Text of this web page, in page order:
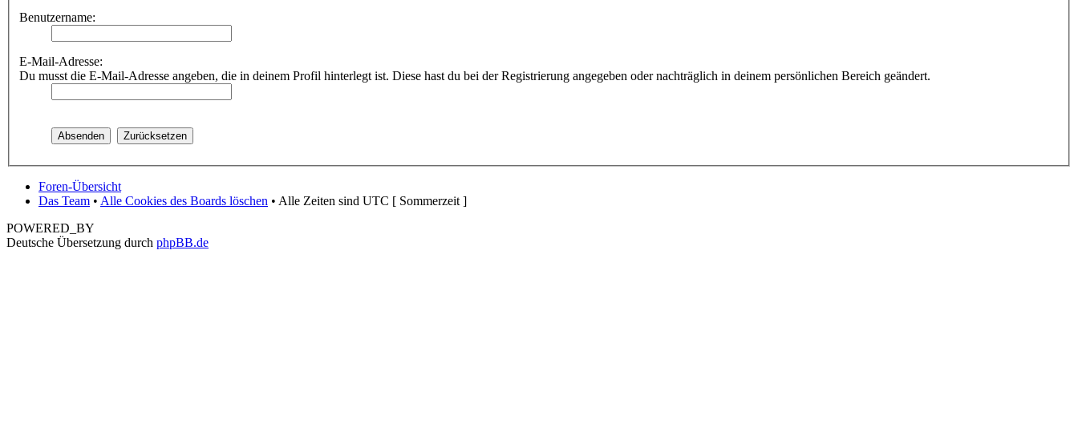
Benutzername:
E-Mail-Adresse:
Du musst die E-Mail-Adresse angeben, die in deinem Profil hinterlegt ist. Diese hast du bei der Registrierung angegeben oder nachträglich in deinem persönlichen Bereich geändert.
Foren-Übersicht
Das Team • Alle Cookies des Boards löschen • Alle Zeiten sind UTC [ Sommerzeit ]
POWERED_BY
Deutsche Übersetzung durch phpBB.de